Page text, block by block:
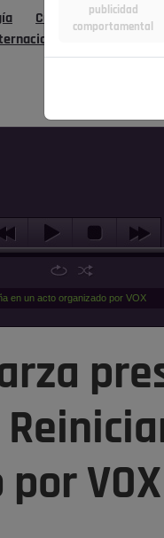
Cultura Deportes
en un acto organizado por VOX
VOX
publicidad
comportamental